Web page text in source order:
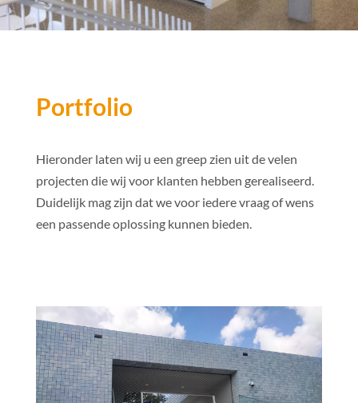
Portfolio
Hieronder laten wij u een greep zien uit de velen
projecten die wij voor klanten hebben gerealiseerd.
Duidelijk mag zijn dat we voor iedere vraag of wens
een passende oplossing kunnen bieden.